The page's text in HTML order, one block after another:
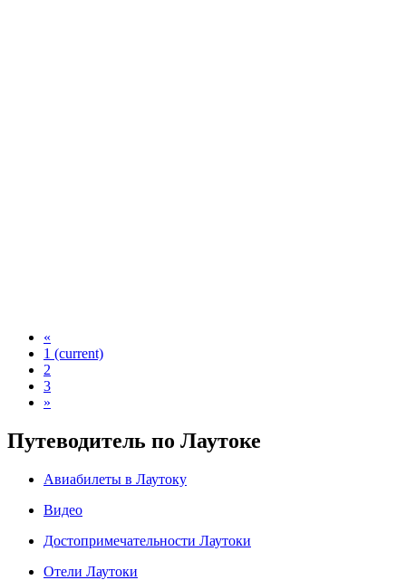
«
1 (current)
2
3
»
Путеводитель по Лаутоке
Авиабилеты в Лаутоку
Видео
Достопримечательности Лаутоки
Отели Лаутоки